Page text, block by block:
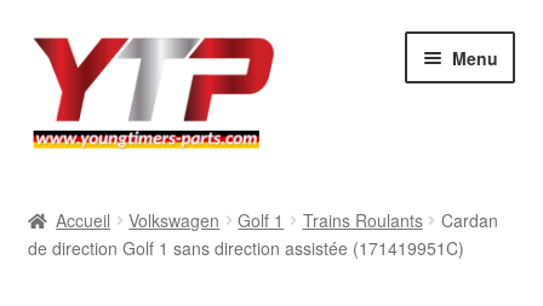
Aller
navigation
Aller
contenu
Menu
BMW
Accueil Volkswagen Golf 1 Trains Roulants
Cardan
de direction Golf 1 sans direction assistée (171419951C)